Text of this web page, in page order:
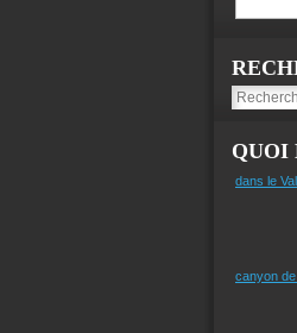
QUOI
dans le
canyon